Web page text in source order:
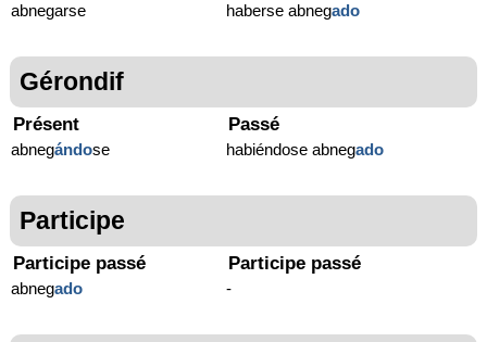
abnegarse haberse abnegado
Gérondif
Présent
abnegándose
Passé
habiéndose abnegado
Participe
Participe passé
abnegado
Participe passé
-